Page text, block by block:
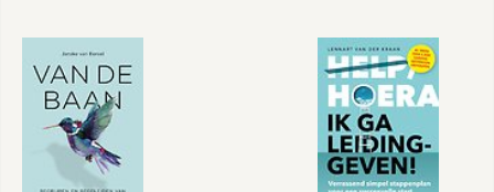
-Leef! – Pieter Vermeer
Strategie 2: Beslagen ten ijs komen
-Spring in op de trends – Jan-Paul de Beer
-Val op – Niek Gooren
-Wees niet bang om hard te werken – Jauke Jansens